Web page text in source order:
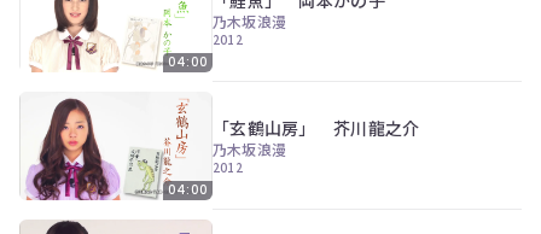
04:00
乃木坂浪漫
2012
04:00
「玄鶴山房」 芥川龍之介
乃木坂浪漫
2012